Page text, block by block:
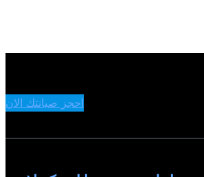
احجز صيانتك الان